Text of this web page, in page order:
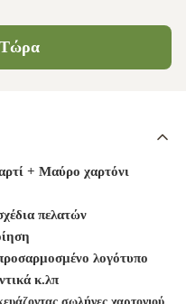
+ Μαύρο χαρτόνι
πελατών
λογότυπο
κ.λπ